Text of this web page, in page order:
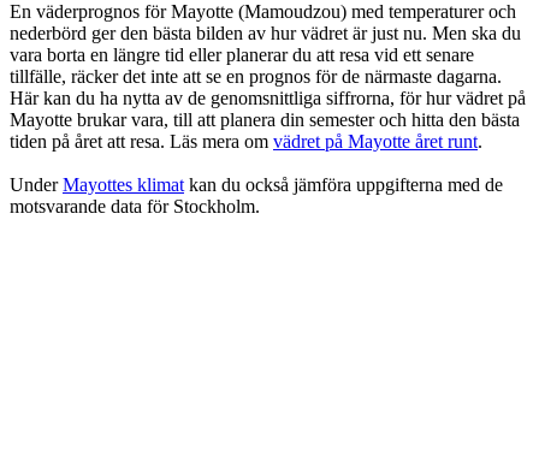
En väderprognos för Mayotte (Mamoudzou) med temperaturer och
nederbörd ger den bästa bilden av hur vädret är just nu. Men ska du
vara borta en längre tid eller planerar du att resa vid ett senare
tillfälle, räcker det inte att se en prognos för de närmaste dagarna.
Här kan du ha nytta av de genomsnittliga siffrorna, för hur vädret på
Mayotte brukar vara, till att planera din semester och hitta den bästa
tiden på året att resa. Läs mera om vädret på Mayotte året runt.
UnderMayottes klimat kan du också jämföra uppgifterna med de
motsvarande data för Stockholm.